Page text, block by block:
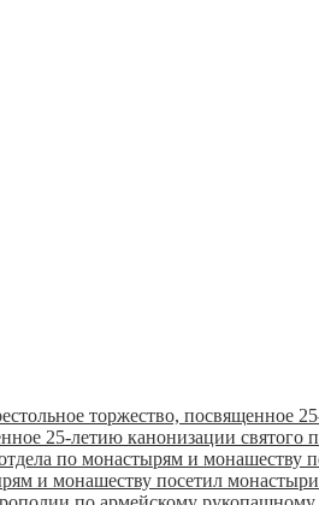
25-летию канонизации святого
и монашеству посетил